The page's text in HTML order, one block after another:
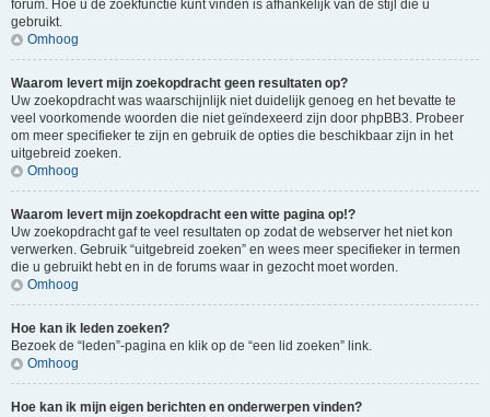
forum. Hoe u de zoekfunctie kunt vinden is afhankelijk van de stijl die u
gebruikt.
Omhoog
Waarom levert mijn zoekopdracht geen resultaten op?
Uw zoekopdracht was waarschijnlijk niet duidelijk genoeg en het bevatte te
veel voorkomende woorden die niet geïndexeerd zijn door phpBB3. Probeer
om meer specifieker te zijn en gebruik de opties die beschikbaar zijn in het
uitgebreid zoeken.
Omhoog
Waarom levert mijn zoekopdracht een witte pagina op!?
Uw zoekopdracht gaf te veel resultaten op zodat de webserver het niet kon
verwerken. Gebruik “uitgebreid zoeken” en wees meer specifieker in termen
die u gebruikt hebt en in de forums waar in gezocht moet worden.
Omhoog
Hoe kan ik leden zoeken?
Bezoek de “leden”-pagina en klik op de “een lid zoeken” link.
Omhoog
Hoe kan ik mijn eigen berichten en onderwerpen vinden?